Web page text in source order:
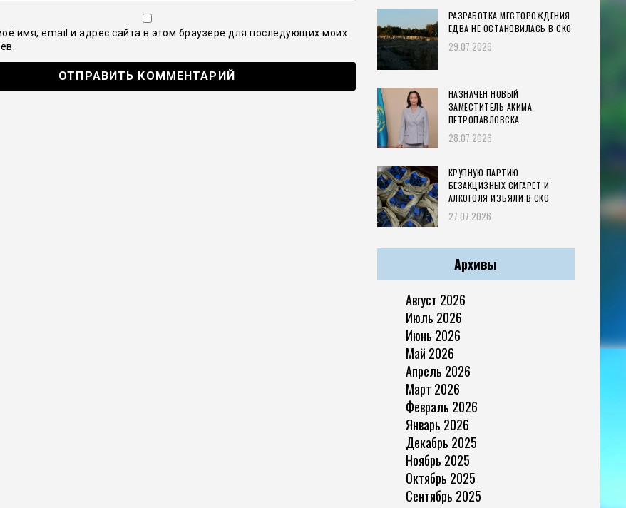
имя, email и адрес сайта в этом браузере для последующих моих
РАЗРАБОТКА МЕСТОРОЖДЕНИЯ
ЕДВА НЕ ОСТАНОВИЛАСЬ В СКО
29.07.2026
НАЗНАЧЕН НОВЫЙ
ЗАМЕСТИТЕЛЬ АКИМА
ПЕТРОПАВЛОВСКА
28.07.2026
КРУПНУЮ ПАРТИЮ
БЕЗАКЦИЗНЫХ СИГАРЕТ И
АЛКОГОЛЯ ИЗЪЯЛИ В СКО
27.07.2026
Архивы
Август 2026
Июль 2026
Июнь 2026
Май 2026
Апрель 2026
Март 2026
Февраль 2026
Январь 2026
Декабрь 2025
Ноябрь 2025
Октябрь 2025
Сентябрь 2025